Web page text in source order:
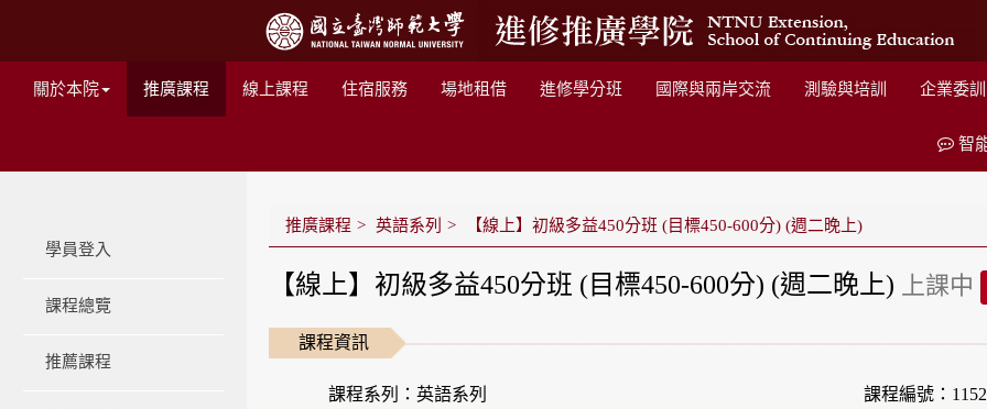
關於本院 推廣課程 線上課程 住宿服務 場地租借 進修學分班 國際與兩岸交流 測驗與培訓 企業委訓
智
學員登入
課程總覽
推薦課程
推廣課程 英語系列 【線上】初級多益450分班 (目標450-600分) (週二晚上)
【線上】初級多益450分班 (目標450-600分) (週二晚上) 上課中
課程資訊
課程系列：英語系列
課程編號：